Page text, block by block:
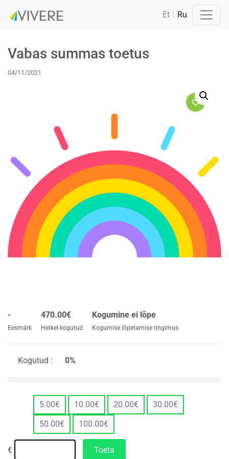
Et Ru
Vabas summas toetus
04/11/2021
-
Eesmärk
470.00€
Hetkel kogutud
Kogumine ei lõpe
Kogumise lõpetamise tingimus
Kogutud : 0%
5.00€ 10.00€ 20.00€ 30.00€
50.00€ 100.00€
€ Toeta